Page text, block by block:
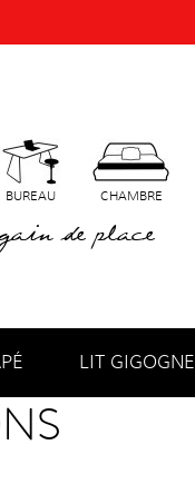
BUREAU CHAMBRE
de place
LIT GIGOGNE